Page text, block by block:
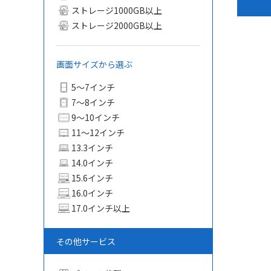
ストレージ1000GB以上
ストレージ2000GB以上
画面サイズから選ぶ
5〜7インチ
7〜8インチ
9〜10インチ
11〜12インチ
13.3インチ
14.0インチ
15.6インチ
16.0インチ
17.0インチ以上
その他サービス